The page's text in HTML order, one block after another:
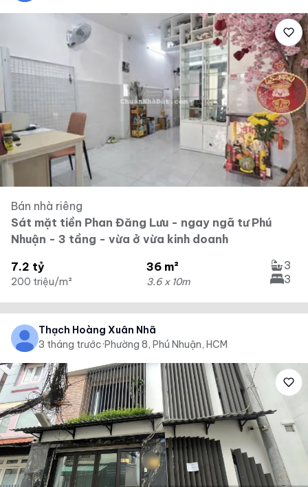
Bán nhà riêng
Sát mặt tiền Phan Đăng Lưu - ngay ngã tư Phú
Nhuận - 3 tầng - vừa ở vừa kinh doanh
7.2 tỷ
200 triệu/m²
36 m²
3.6 x 10m
3
3
Thạch Hoàng Xuân Nhã
3 tháng trước·Phường 8, Phú Nhuận, HCM